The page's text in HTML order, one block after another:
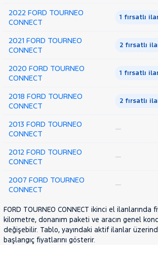
2022 FORD TOURNEO
CONNECT
1 fırsatlı
2021 FORD TOURNEO
CONNECT
2 fırsatlı
2020 FORD TOURNEO
CONNECT
1 fırsatlı
2018 FORD TOURNEO
CONNECT
2 fırsatlı
2013 FORD TOURNEO
CONNECT
—
2012 FORD TOURNEO
CONNECT
—
2007 FORD TOURNEO
CONNECT
—
FORD TOURNEO CONNECT ikinci el ilanlarında
kilometre, donanım paketi ve aracın genel
değişebilir. Tablo, yayındaki aktif ilanlar
başlangıç fiyatlarını gösterir.